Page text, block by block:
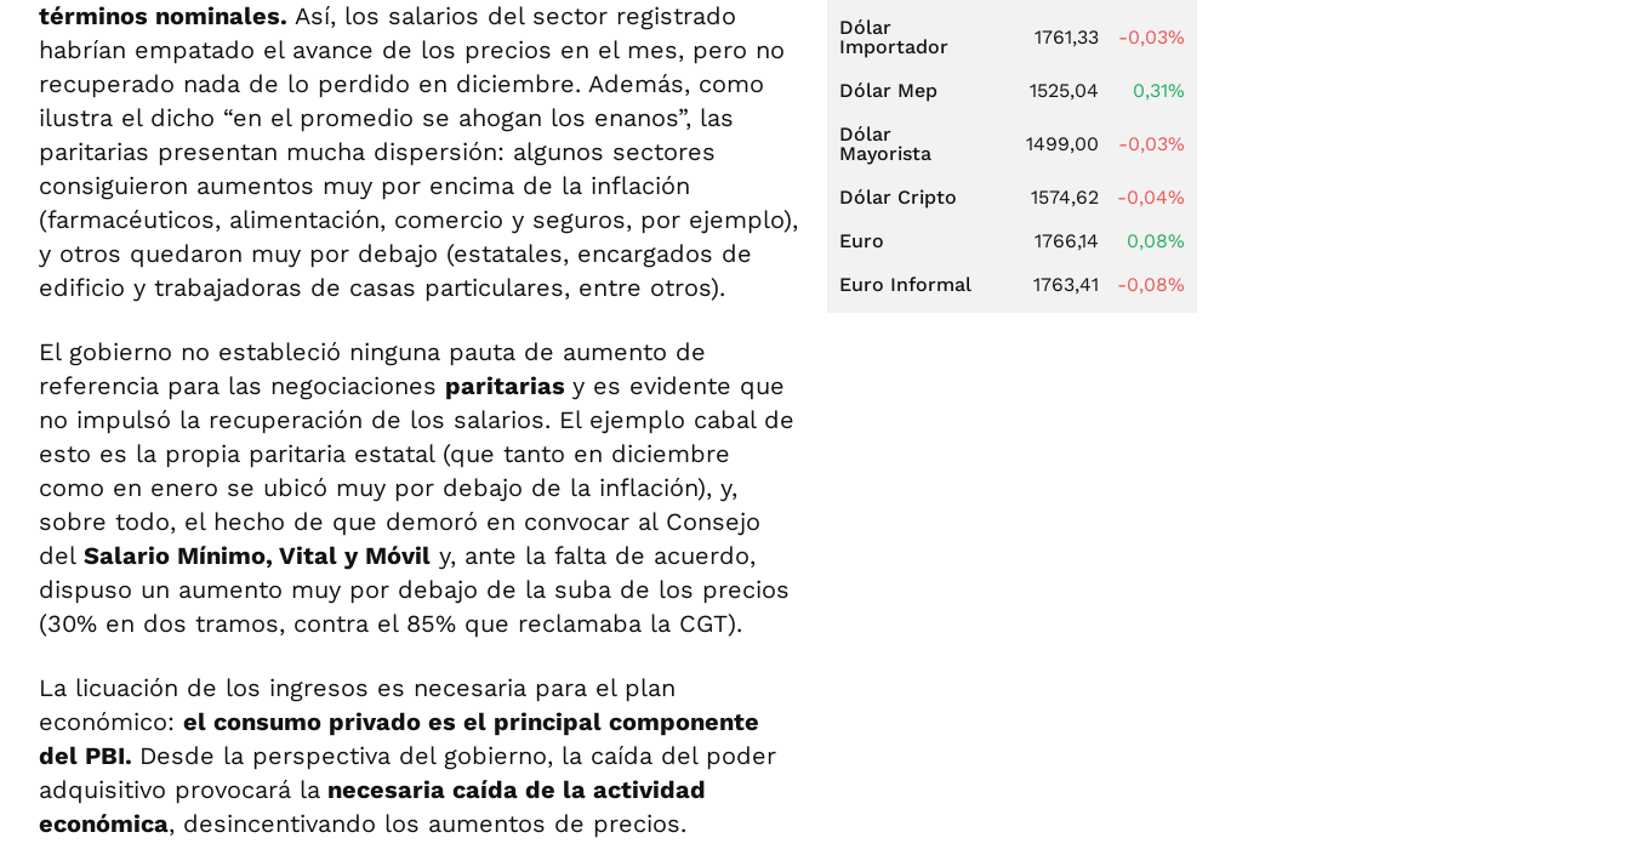
términos nominales. Así, los salarios del sector registrado
habrían empatado el avance de los precios en el mes, pero no
recuperado nada de lo perdido en diciembre. Además, como
ilustra el dicho “en el promedio se ahogan los enanos”, las
paritarias presentan mucha dispersión: algunos sectores
consiguieron aumentos muy por encima de la inflación
(farmacéuticos, alimentación, comercio y seguros, por ejemplo),
y otros quedaron muy por debajo (estatales, encargados de
edificio y trabajadoras de casas particulares, entre otros).
El gobierno no estableció ninguna pauta de aumento de
referencia para las negociaciones paritarias y es evidente que
no impulsó la recuperación de los salarios. El ejemplo cabal de
esto es la propia paritaria estatal (que tanto en diciembre
como en enero se ubicó muy por debajo de la inflación), y,
sobre todo, el hecho de que demoró en convocar al Consejo
del Salario Mínimo, Vital y Móvil y, ante la falta de acuerdo,
dispuso un aumento muy por debajo de la suba de los precios
(30% en dos tramos, contra el 85% que reclamaba la CGT).
La licuación de los ingresos es necesaria para el plan
económico: el consumo privado es el principal componente
del PBI. Desde la perspectiva del gobierno, la caída del poder
adquisitivo provocará la necesaria caída de la actividad
económica, desincentivando los aumentos de precios.
Dólar
Importador
1761,33 -0,03%
Dólar Mep 1525,04
0,31%
Dólar
Mayorista
1499,00 -0,03%
Dólar Cripto 1574,62
-0,04%
Euro
1766,14
0,08%
Euro Informal
1763,41 -0,08%